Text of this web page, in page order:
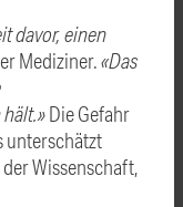
davor, einen
Mediziner.«Das
Die Gefahr
unterschätzt
Wissenschaft,